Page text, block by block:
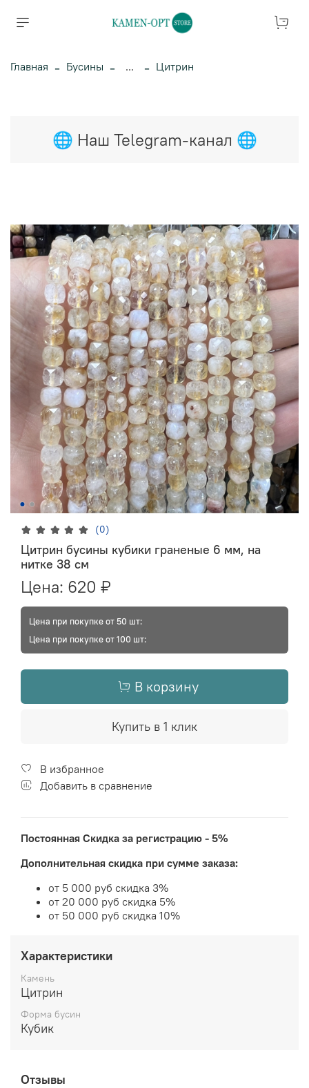
Главная Бусины ... Цитрин
🌐 Наш Telegram-канал 🌐
(0)
Цитрин бусины кубики граненые 6 мм, на
нитке 38 см
Цена: 620 ₽
Цена при покупке от 50 шт:
Цена при покупке от 100 шт:
В корзину
Купить в 1 клик
В избранное
Добавить в сравнение
Постоянная Скидка за регистрацию - 5%
Дополнительная скидка при сумме заказа:
от 5 000 руб скидка 3%
от 20 000 руб скидка 5%
от 50 000 руб скидка 10%
Характеристики
Камень
Цитрин
Форма бусин
Кубик
Отзывы